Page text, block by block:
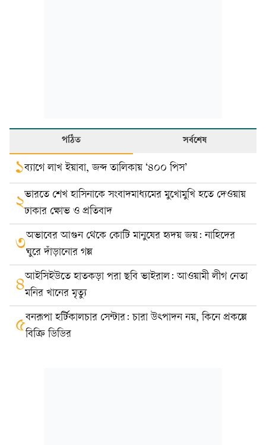
পঠিত সর্বশেষ
১ব্যাগে লাখ ইয়াবা, জব্দ তালিকায় ‘৪০০ পিস’
২ভারতে শেখ হাসিনাকে সংবাদমাধ্যমের মুখোমুখি হতে দেওয়ায়
ঢাকার ক্ষোভ ও প্রতিবাদ
৩অভাবের আগুন থেকে কোটি মানুষের হৃদয় জয়: নাহিদের
ঘুরে দাঁড়ানোর গল্প
৪আইসিইউতে হাতকড়া পরা ছবি ভাইরাল: আওয়ামী লীগ নেতা
মনির খানের মৃত্যু
৫বনরূপা হর্টিকালচার সেন্টার: চারা উৎপাদন নয়, কিনে প্রকল্পে
বিক্রি ডিডির